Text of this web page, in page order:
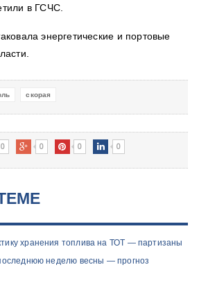
в ГСЧС.
энергетические и портовые
скорая
0 0 0 0
хранения топлива на ТОТ — партизаны
неделю весны — прогноз